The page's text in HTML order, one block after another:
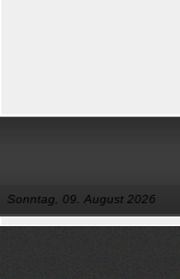
Sonntag, 09. August 2026